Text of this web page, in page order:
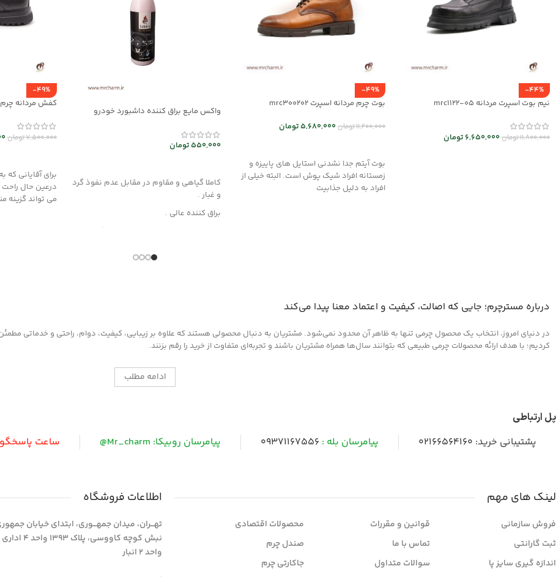
-44%
نیم بوت اسپرت مردانه mrc1122-05
11,800,000تومان6,650,000 تومان
-49%
بوت چرم مردانه اسپرت mrc300202
11,200,000تومان5,680,000تومان
بوت آیتم جدا نشدنی استایل های پاییزه و
زمستانه افراد شیک پوش است. البته خیلی از
افراد به دلیل جذابیت
واکس مایع براق کننده داشبورد خودرو
550,000تومان
کاملا گیاهی و مقاوم در مقابل عدم نفوذ گرد
و غبار .
براق کننده عالی .
به چرم، قطعات لاستیکی، پلاستیکی و پارچه
را روی سطح آغشته کنید و اجازه دهید تا خشک
شود ، سپس با دستمالی تمیز یا پد های
موجود است سطح را جلادهید .
-49%
کفش مردانه چرم mrc1123-11
7,500,000تومان
برای آقایانی
درعین حال
می تواند گزینه
درباره مسترچرم؛ جایی که اصالت، کیفیت و اعتماد معنا پیدا می‌کند
در دنیای امروز، انتخاب یک محصول چرمی تنها به ظاهر آن محدود نمی‌شود. مشتریان به دنبال محصولی هستند که علاوه بر زیبایی، کیفیت، دوام، راحتی و خدماتی مطمئن
کردیم؛ با هدف ارائه محصولات چرمی طبیعی که بتوانند سال‌ها همراه مشتریان باشند و تجربه‌ای متفاوت از خرید را رقم بزنند.
ادامه مطلب
پل ارتباطی
پشتیبانی خرید: 02166564160 پیامرسان بله : 09371167556 پیامرسان روبیکا: Mr_charm@ ساعت پاسخگویی: 9
لینک های مهم
فروش سازمانی
ثبت گارانتی
اندازه گیری سایز پا
قوانین و مقررات
تماس با ما
سوالات متداول
محصولات اقتصادی
صندل چرم
جاکارتی چرم
اطلاعات فروشگاه
تهـــران، میدان جمهـــوری، ابتدای خیابان
نبش کوچه کاووسی، پلاک 1393 واحد 4
واحد 2 انبار